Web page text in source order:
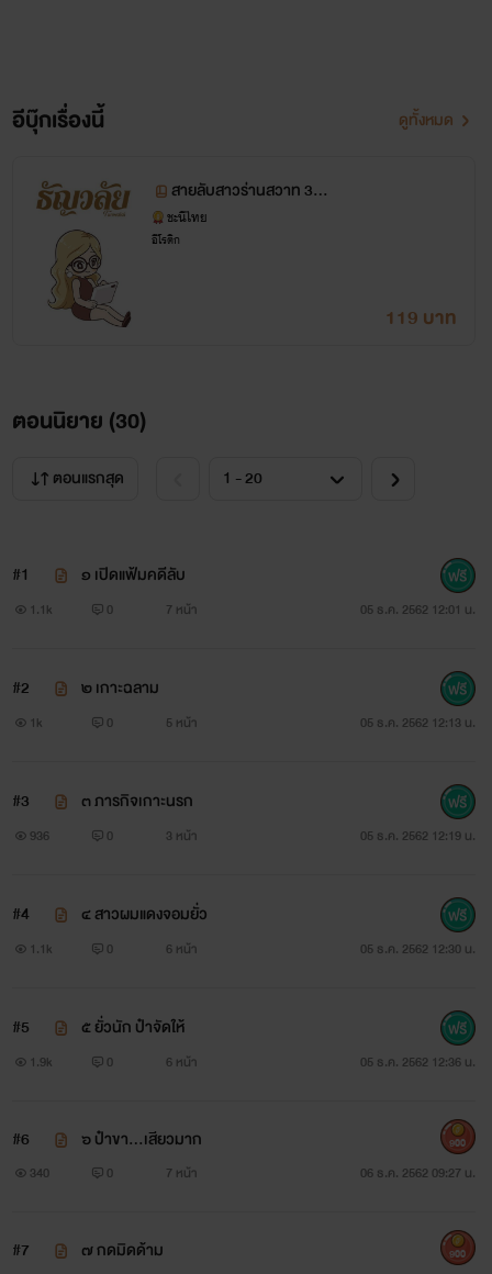
อีบุ๊กเรื่องนี้ ดูทั้งหมด
สายลับสาวร่านสวาท 3 เก
าะสวาทหาดนรก
ชะนีไทย
อีโรติก
119 บาท
ตอนนิยาย (30)
ตอนแรกสุด
#1 ๑ เปิดแฟ้มคดีลับ
1.1k 0 7 หน้า 05 ธ.ค. 2562 12:01 น.
#2 ๒ เกาะฉลาม
1k 0 5 หน้า 05 ธ.ค. 2562 12:13 น.
#3 ๓ ภารกิจเกาะนรก
936 0 3 หน้า 05 ธ.ค. 2562 12:19 น.
#4 ๔ สาวผมแดงจอมยั่ว
1.1k 0 6 หน้า 05 ธ.ค. 2562 12:30 น.
#5 ๕ ยั่วนัก ป๋าจัดให้
1.9k 0 6 หน้า 05 ธ.ค. 2562 12:36 น.
#6 ๖ ป๋าขา...เสียวมาก
340 0 7 หน้า 06 ธ.ค. 2562 09:27 น.
900
#7 ๗ กดมิดด้าม 900